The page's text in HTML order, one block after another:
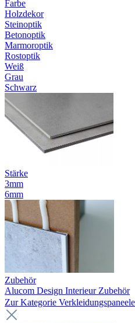
Farbe
Holzdekor
Steinoptik
Betonoptik
Marmoroptik
Rostoptik
Weiß
Grau
Schwarz
Stärke
3mm
6mm
Zubehör
Alucom Design Interieur Zubehör
Zur Kategorie Verkleidungspaneele